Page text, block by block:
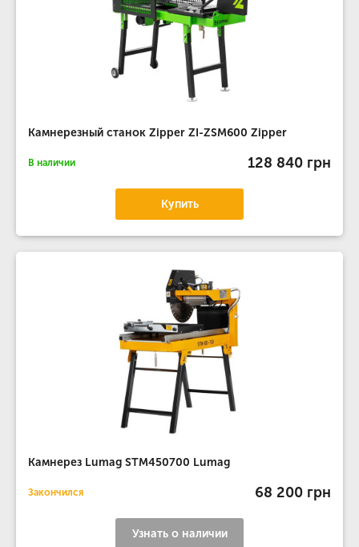
Камнерезный станок Zipper ZI-ZSM600 Zipper
В наличии 128 840 грн
Купить
Камнерез Lumag STM450700 Lumag
Закончился 68 200 грн
Узнать о наличии